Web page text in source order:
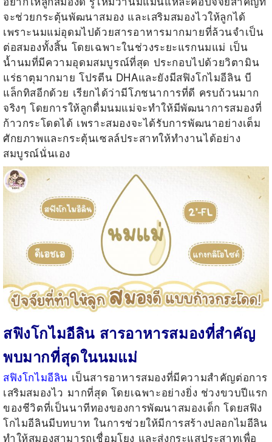
จะช่วยกระตุ้นพัฒนาสมอง และเสริมสมองไวให้ลูกได้
เพราะนมแม่อุดมไปด้วยสารอาหารมากมายที่ล้วนจำเป็น
ต่อสมองทั้งสิ้น โดยเฉพาะในช่วงระยะแรกนมแม่ เป็น
น้ำนมที่มีความอุดมสมบูรณ์ที่สุด ประกอบไปด้วยวิตามิน
แร่ธาตุมากมาย โปรตีน DHAและยังมีสฟิงโกไมอีลิน บี
แล็กทิสอีกด้วย เรียกได้ว่ามีโภชนาการที่ดี ครบถ้วนมาก
จริงๆ โดยการให้ลูกดื่มนมแม่จะทำให้มีพัฒนาการสมองที่
ก้าวกระโดดได้ เพราะสมองจะได้รับการพัฒนาอย่างเต็ม
ศักยภาพและกระตุ้นเซลล์ประสาทให้ทำงานได้อย่าง
สมบูรณ์นั่นเอง
สฟิงโกไมอีลิน สารอาหารสมองที่สำคัญ
พบมากที่สุดในนมแม่
สฟิงโกไมอีลิน เป็นสารอาหารสมองที่มีความสำคัญต่อการ
เสริมสมองไว มากที่สุด โดยเฉพาะอย่างยิ่ง ช่วงขวบปีแรก
ของชีวิตที่เป็นนาทีทองของการพัฒนาสมองเด็ก โดยสฟิง
โกไมอีลินมีบทบาท ในการช่วยให้มีการสร้างปลอกไมอีลิน
ทำให้สมองสามารถเชื่อมโยง และส่งกระแสประสาทเพื่อ